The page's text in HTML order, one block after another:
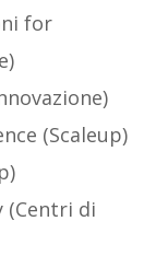
for
(Scaleup)
(Centri di